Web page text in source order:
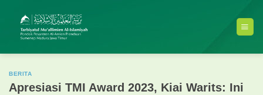
content
BERITA
Apresiasi TMI Award 2023, Kiai Warits: Ini